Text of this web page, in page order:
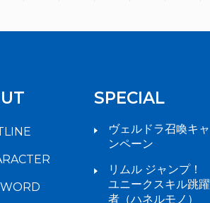
SPECIAL
ヴェルドラ召喚キャ
ンペーン
リムル ジャンプ！
ユニークスキル跳躍
者（ハネルモノ）